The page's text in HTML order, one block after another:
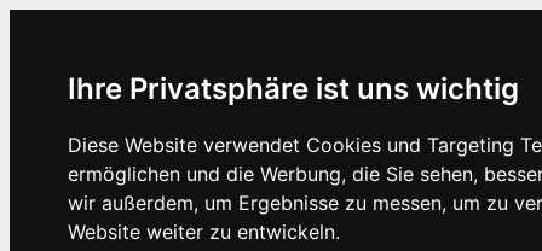
Ihre Privatsphäre ist uns wichtig
Diese Website verwendet Cookies und Targeting
ermöglichen und die Werbung, die Sie sehen,
wir außerdem, um Ergebnisse zu messen, um zu
Website weiter zu entwickeln.